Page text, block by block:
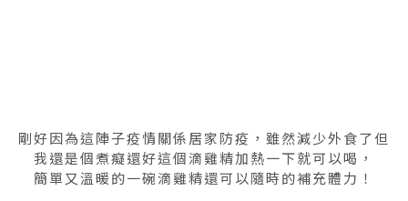
剛好因為這陣子疫情關係居家防疫，雖然減少外食了但
我還是個煮癡還好這個滴雞精加熱一下就可以喝，
簡單又溫暖的一碗滴雞精還可以隨時的補充體力！